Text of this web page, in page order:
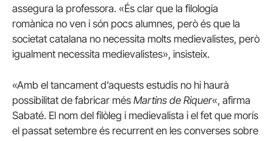
assegura la professora. «És clar que la filologia
romànica no ven i són pocs alumnes, però és que la
societat catalana no necessita molts medievalistes, però
igualment necessita medievalistes», insisteix.
«Amb el tancament d’aquests estudis no hi haurà
possibilitat de fabricar més Martins de Riquer«, afirma
Sabaté. El nom del filòleg i medievalista i el fet que morís
el passat setembre és recurrent en les converses sobre